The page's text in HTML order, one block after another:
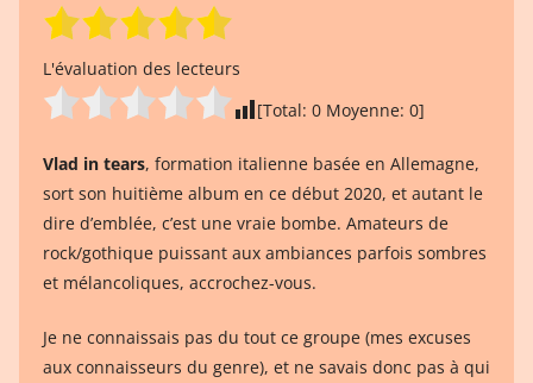
L'évaluation des lecteurs
[Total: 0 Moyenne: 0]
Vlad in tears, formation italienne basée en Allemagne,
sort son huitième album en ce début 2020, et autant le
dire d’emblée, c’est une vraie bombe. Amateurs de
rock/gothique puissant aux ambiances parfois sombres
et mélancoliques, accrochez-vous.
Je ne connaissais pas du tout ce groupe (mes excuses
aux connaisseurs du genre), et ne savais donc pas à qui